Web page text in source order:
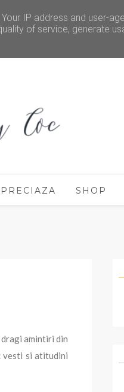
SHOP
dragi amintiri din
vesti si atitudini
IP address and user-
of service, generate